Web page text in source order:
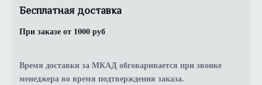
Бесплатная доставка
При заказе от 1000 руб
Время доставки за МКАД обговаривается при звонке
менеджера во время подтверждения заказа.